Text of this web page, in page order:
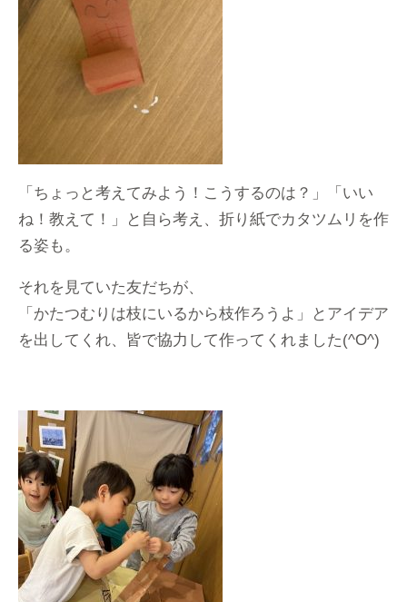
「ちょっと考えてみよう！こうするのは？」「いい
ね！教えて！」と自ら考え、折り紙でカタツムリを作
る姿も。
それを見ていた友だちが、
「かたつむりは枝にいるから枝作ろうよ」とアイデア
を出してくれ、皆で協力して作ってくれました(^O^)